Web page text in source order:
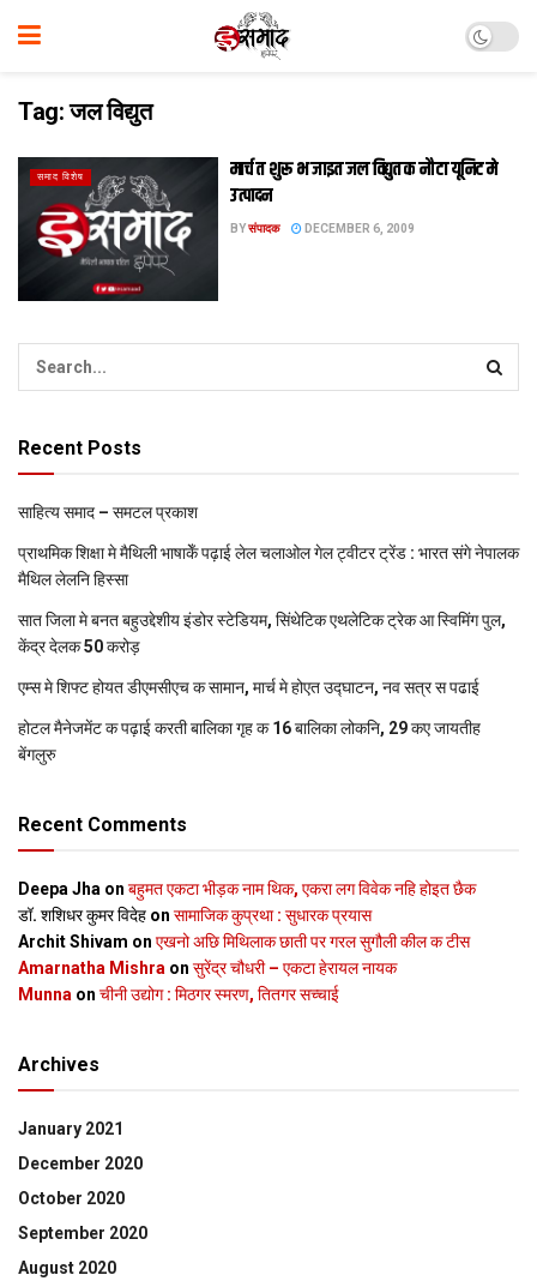
Tag:जल विद्युत
समाद विशेष
मार्च त शुरू भ जाइत जल विद्युत क नौ टा यूनिट मे
उत्पादन
BYसंपादक DECEMBER 6, 2009
Recent Posts
साहित्य समाद – समटल प्रकाश
प्राथमिक शि‍क्षा मे मैथि‍ली भाषाकेँ पढ़ाई लेल चलाओल गेल ट्वीटर ट्रेंड : भारत संगे नेपालक
मैथिल लेलनि हिस्सा
सात जिला मे बनत बहुउद्देशीय इंडोर स्‍टेडि‍यम, सिंथेटिक एथलेटिक ट्रेक आ स्विमिंग पुल,
केंद्र देलक 50 करोड़
एम्स मे शिफ्ट होयत डीएमसीएच क सामान, मार्च मे होएत उद्घाटन, नव सत्र स पढाई
होटल मैनेजमेंट क पढ़ाई करती बालिका गृह क 16 बालिका लोकनि, 29 कए जायतीह
बेंगलुरु
Recent Comments
Deepa Jha on बहुमत एकटा भीड़क नाम थिक, एकरा लग विवेक नहि होइत छैक
डॉ. शशिधर कुमर विदेह on सामाजिक कुप्रथा : सुधारक प्रयास
Archit Shivam on एखनो अछि मिथिलाक छाती पर गरल सुगौली कील क टीस
Amarnatha Mishra on सुरेंद्र चौधरी – एकटा हेरायल नायक
Munna on चीनी उद्योग : मिठगर स्‍मरण, तितगर सच्‍चाई
Archives
January 2021
December 2020
October 2020
September 2020
August 2020